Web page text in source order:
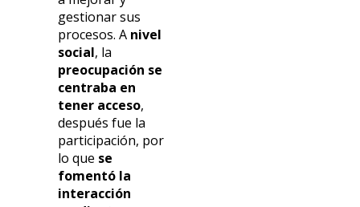
gestionar sus
procesos. A nivel
social, la
preocupación se
centraba en
tener acceso,
después fue la
participación, por
lo que se
fomentó la
interacción